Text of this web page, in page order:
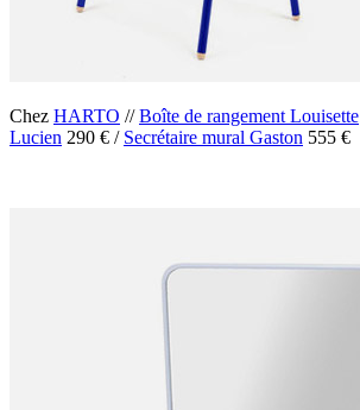
Chez HARTO //Boîte de rangement Louisette
Lucien 290 € / Secrétaire mural Gaston 555 €